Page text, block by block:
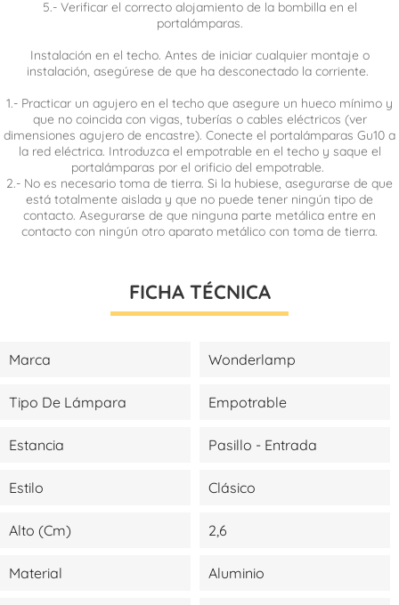
5.- Verificar el correcto alojamiento de la bombilla en el
portalámparas.
Instalación en el techo. Antes de iniciar cualquier montaje o
instalación, asegúrese de que ha desconectado la corriente.
1.- Practicar un agujero en el techo que asegure un hueco mínimo y
que no coincida con vigas, tuberías o cables eléctricos (ver
dimensiones agujero de encastre). Conecte el portalámparas Gu10 a
la red eléctrica. Introduzca el empotrable en el techo y saque el
portalámparas por el orificio del empotrable.
2.- No es necesario toma de tierra. Si la hubiese, asegurarse de que
está totalmente aislada y que no puede tener ningún tipo de
contacto. Asegurarse de que ninguna parte metálica entre en
contacto con ningún otro aparato metálico con toma de tierra.
FICHA TÉCNICA
Marca Wonderlamp
Tipo De Lámpara Empotrable
Estancia Pasillo - Entrada
Estilo Clásico
Alto (cm) 2,6
Material Aluminio